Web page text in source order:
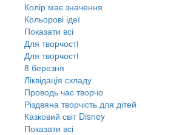
Колір має значення
Кольорові ідеї
Показати всі
Для творчостi
Для творчостi
8 березня
Ліквідація складу
Проводь час творчо
Різдвяна творчість для дітей
Казковий світ Disney
Показати всі